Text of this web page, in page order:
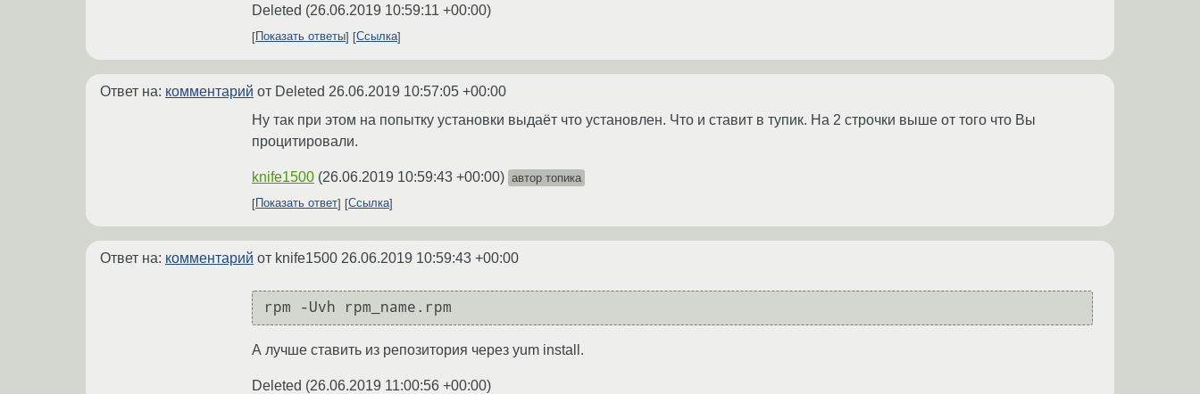
Deleted (26.06.2019 10:59:11 +00:00)
Показать ответы Ссылка
Ответ на: комментарий от Deleted 26.06.2019 10:57:05 +00:00
Ну так при этом на попытку установки выдаёт что установлен. Что и ставит в тупик. На 2 строчки выше от того что Вы
процитировали.
knife1500 (26.06.2019 10:59:43 +00:00) автор топика
Показать ответ
Ссылка
Ответ на: комментарий от knife1500 26.06.2019 10:59:43 +00:00
rpm -Uvh rpm_name.rpm
А лучше ставить из репозитория через yum install.
Deleted (26.06.2019 11:00:56 +00:00)